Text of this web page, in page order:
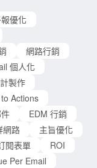
的顯示也能累積品
字，如果提供訊息
、是否有進行分
等，通常要透過顧
法，則像是信件版
、圖片視覺等，其
的執行狀況，才能
銷專家的分析與解
銷成效與外部統計
優化
網路行銷
個人化
製作
Actions
EDM 行銷
網路
主旨優化
閱表單
ROI
Per Email